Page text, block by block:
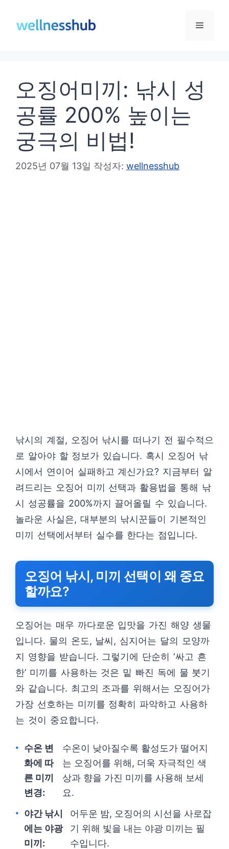
메
오징어미끼: 낚시 성
공률 200% 높이는
궁극의 비법!
2025년 07월 13일 작성자: wellnesshub
낚시의 계절, 오징어 낚시를 떠나기 전 필수적으
로 알아야 할 정보가 있습니다. 혹시 오징어 낚
시에서 연이어 실패하고 계신가요? 지금부터 알
려드리는 오징어 미끼 선택과 활용법을 통해 낚
시 성공률을 200%까지 끌어올릴 수 있습니다.
놀라운 사실은, 대부분의 낚시꾼들이 기본적인
미끼 선택에서부터 실수를 한다는 점입니다.
오징어 낚시, 미끼 선택이 왜 중요
할까요?
오징어는 매우 까다로운 입맛을 가진 해양 생물
입니다. 물의 온도, 날씨, 심지어는 달의 모양까
지 영향을 받습니다. 그렇기에 단순히 ‘싸고 흔
한’ 미끼를 사용하는 것은 밑 빠진 독에 물 붓기
와 같습니다. 최고의 조과를 위해서는 오징어가
가장 선호하는 미끼를 정확히 파악하고 사용하
는 것이 중요합니다.
수온 변
화에 따
른 미끼
변경:
수온이 낮아질수록 활성도가 떨어지
는 오징어를 위해, 더욱 자극적인 색
상과 향을 가진 미끼를 사용해 보세
요.
야간 낚시
에는 야광
미끼:
어두운 밤, 오징어의 시선을 사로잡
기 위해 빛을 내는 야광 미끼는 필
수입니다.